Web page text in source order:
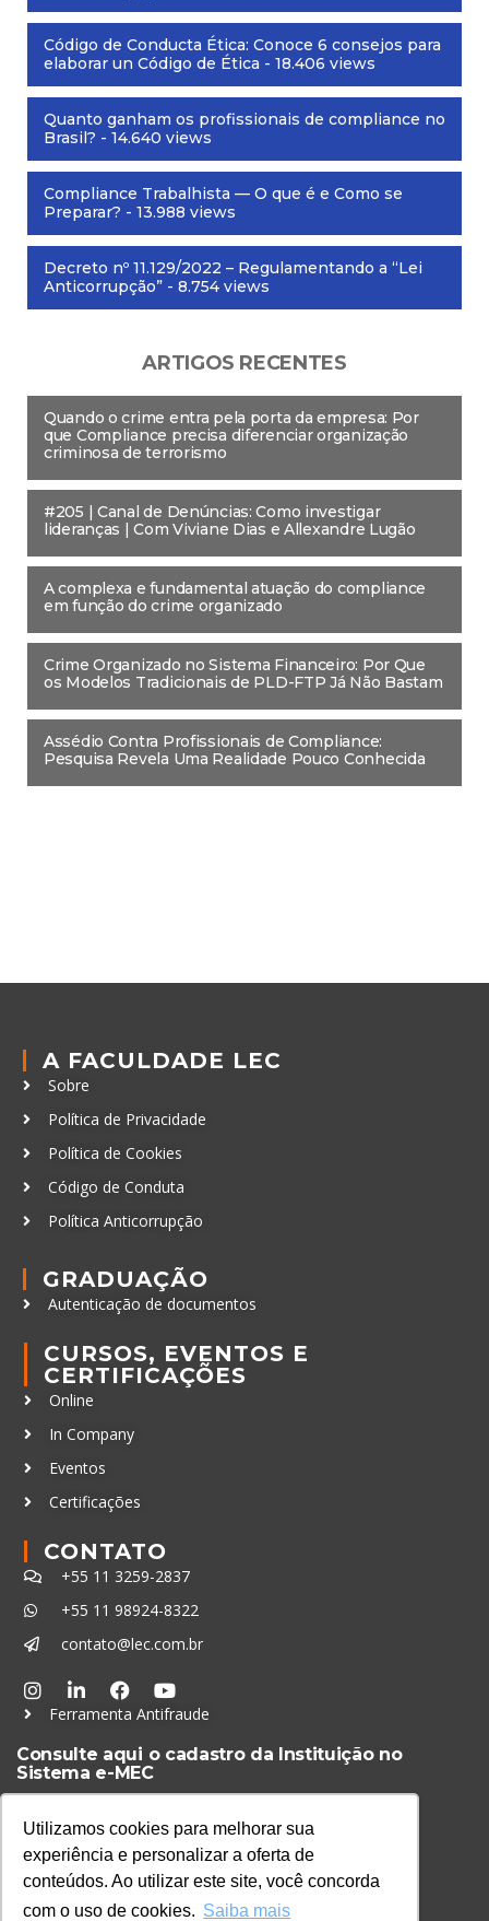
Utilizamos cookies para melhorar sua
experiência e personalizar a oferta de
conteúdos. Ao utilizar este site, você concorda
com o uso de cookies. Saiba mais
Código de Conducta Ética: Conoce 6 consejos para
elaborar un Código de Ética - 18.406 views
Quanto ganham os profissionais de compliance no
Brasil? - 14.640 views
Compliance Trabalhista — O que é e Como se
Preparar? - 13.988 views
Decreto nº 11.129/2022 – Regulamentando a “Lei
Anticorrupção” - 8.754 views
ARTIGOS RECENTES
Quando o crime entra pela porta da empresa: Por
que Compliance precisa diferenciar organização
criminosa de terrorismo
#205 | Canal de Denúncias: Como investigar
lideranças | Com Viviane Dias e Allexandre Lugão
A complexa e fundamental atuação do compliance
em função do crime organizado
Crime Organizado no Sistema Financeiro: Por Que
os Modelos Tradicionais de PLD-FTP Já Não Bastam
Assédio Contra Profissionais de Compliance:
Pesquisa Revela Uma Realidade Pouco Conhecida
A FACULDADE LEC
Sobre
Política de Privacidade
Política de Cookies
Código de Conduta
Política Anticorrupção
GRADUAÇÃO
Autenticação de documentos
CURSOS, EVENTOS E
CERTIFICAÇÕES
Online
In Company
Eventos
Certificações
CONTATO
+55 11 3259-2837
+55 11 98924-8322
contato@lec.com.br
Ferramenta Antifraude
Consulte aqui o cadastro da Instituição no
Sistema e-MEC